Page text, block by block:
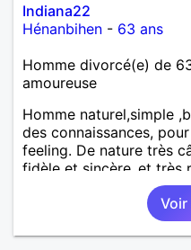
Indiana22
Hénanbihen - 63 ans
Homme divorcé(e) de
amoureuse
Homme naturel,simple
des connaissances,
feeling. De nature très
fidèle et sincère.,et très
supporte pas le
rencontre,pour
mal à prolonger des
attiré par des femmes